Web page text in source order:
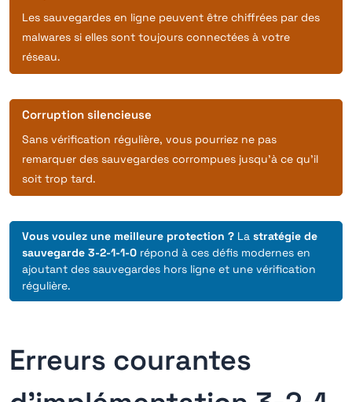
Les sauvegardes en ligne peuvent être chiffrées par des
malwares si elles sont toujours connectées à votre
réseau.
Corruption silencieuse
Sans vérification régulière, vous pourriez ne pas
remarquer des sauvegardes corrompues jusqu'à ce qu'il
soit trop tard.
Vous voulez une meilleure protection ? La stratégie de
sauvegarde 3-2-1-1-0 répond à ces défis modernes en
ajoutant des sauvegardes hors ligne et une vérification
régulière.
Erreurs courantes